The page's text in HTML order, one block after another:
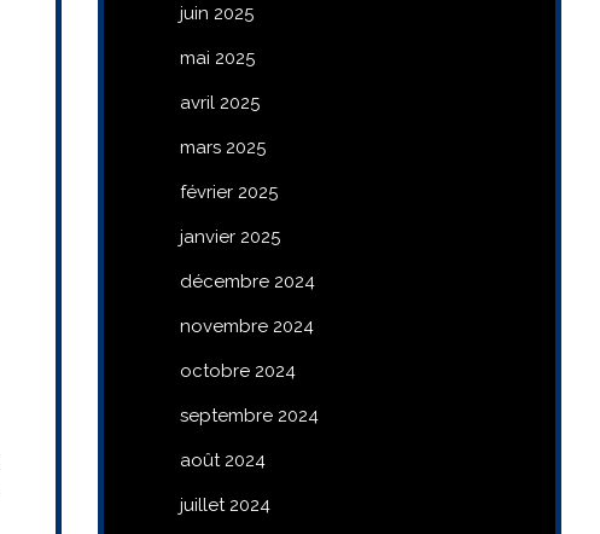
juin 2025
mai 2025
avril 2025
mars 2025
février 2025
janvier 2025
décembre 2024
novembre 2024
octobre 2024
septembre 2024
août 2024
juillet 2024